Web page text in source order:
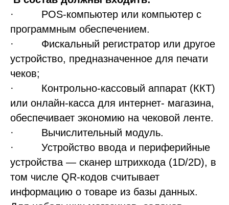
· POS-компьютер или компьютер с
программным обеспечением.
· Фискальный регистратор или другое
устройство, предназначенное для печати
чеков;
· Контрольно-кассовый аппарат (ККТ)
или онлайн-касса для интернет- магазина,
обеспечивает экономию на чековой ленте.
· Вычислительный модуль.
· Устройство ввода и периферийные
устройства — сканер штрихкода (1D/2D), в
том числе QR-кодов считывает
информацию о товаре из базы данных.